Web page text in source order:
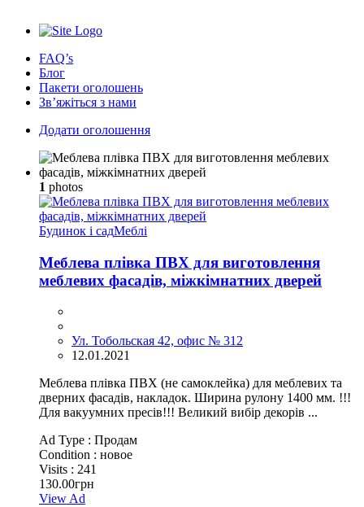
FAQ’s
Блог
Пакети оголошень
Зв’яжіться з нами
Додати оголошення
1 photos
Будинок і садМеблі
Меблева плівка ПВХ для виготовлення
меблевих фасадів, міжкімнатних дверей
Ул. Тобольская 42, офис № 312
12.01.2021
Меблева плівка ПВХ (не самоклейка) для меблевих та
дверних фасадів, накладок. Ширина рулону 1400 мм. !!!
Для вакуумних пресів!!! Великий вибір декорів ...
Ad Type : Продам
Condition : новое
Visits : 241
130.00грн
View Ad